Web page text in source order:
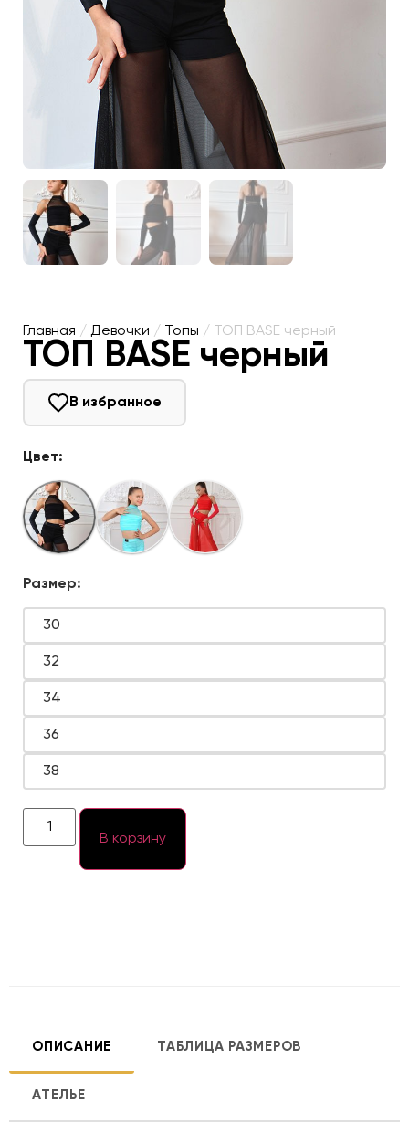
Главная / Девочки / Топы / ТОП BASE черный
ТОП BASE черный
В избранное
Цвет:
Размер:
30
32
34
36
38
В корзину
ОПИСАНИЕ ТАБЛИЦА РАЗМЕРОВ
АТЕЛЬЕ